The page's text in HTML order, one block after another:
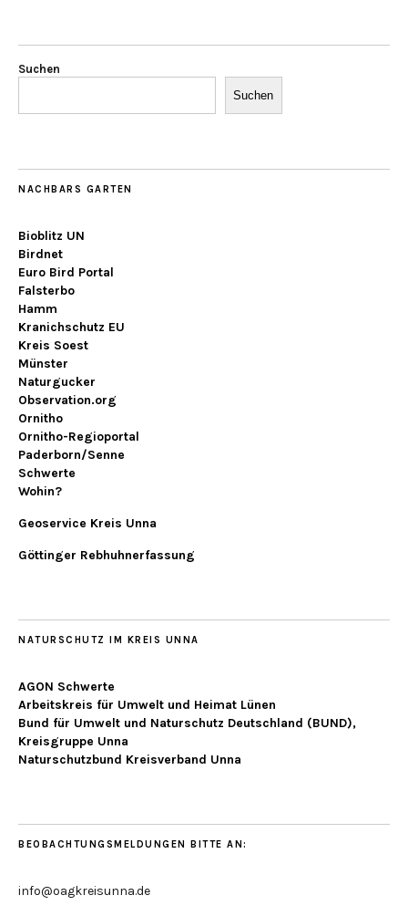
Suchen
Suchen
NACHBARS GARTEN
Bioblitz UN
Birdnet
Euro Bird Portal
Falsterbo
Hamm
Kranichschutz EU
Kreis Soest
Münster
Naturgucker
Observation.org
Ornitho
Ornitho-Regioportal
Paderborn/Senne
Schwerte
Wohin?
Geoservice Kreis Unna
Göttinger Rebhuhnerfassung
NATURSCHUTZ IM KREIS UNNA
AGON Schwerte
Arbeitskreis für Umwelt und Heimat Lünen
Bund für Umwelt und Naturschutz Deutschland (BUND),
Kreisgruppe Unna
Naturschutzbund Kreisverband Unna
BEOBACHTUNGSMELDUNGEN BITTE AN:
info@oagkreisunna.de